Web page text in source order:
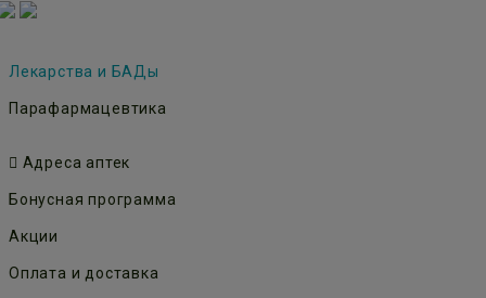
Лекарства и БАДы
Парафармацевтика
Адреса аптек
Бонусная программа
Акции
Оплата и доставка